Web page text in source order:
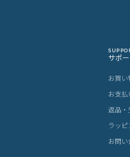
サポ
お買い
お支払
返品・
ラッ
お問い